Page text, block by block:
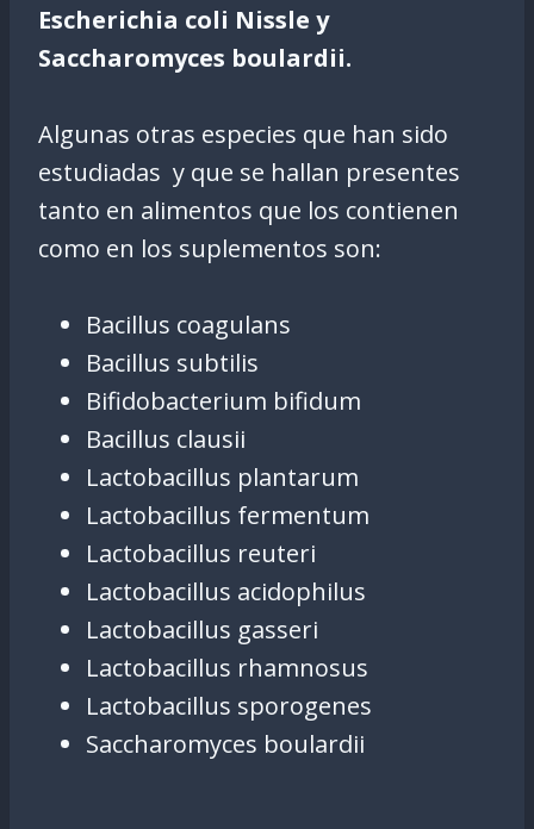
Escherichia coli Nissle y
Saccharomyces boulardii.
Algunas otras especies que han sido
estudiadas y que se hallan presentes
tanto en alimentos que los contienen
como en los suplementos son:
Bacillus coagulans
Bacillus subtilis
Bifidobacterium bifidum
Bacillus clausii
Lactobacillus plantarum
Lactobacillus fermentum
Lactobacillus reuteri
Lactobacillus acidophilus
Lactobacillus gasseri
Lactobacillus rhamnosus
Lactobacillus sporogenes
Saccharomyces boulardii